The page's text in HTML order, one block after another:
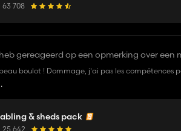
63 708
heb gereageerd op een opmerking over een
boulot ! Dommage, j'ai pas les compétences
en jeu est prévu ? (sans devoir les placer par GE
& sheds pack
25 642